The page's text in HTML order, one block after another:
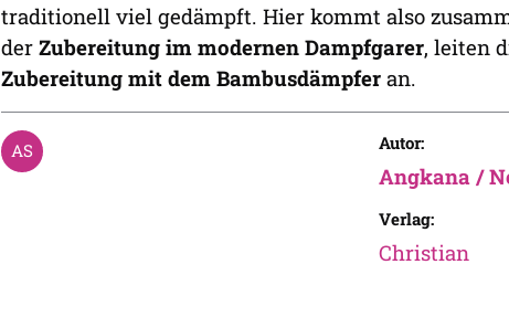
traditionell viel gedämpft. Hier kommt also
der Zubereitung im modernen Dampfgarer, leiten
Zubereitung mit dem Bambusdämpfer an.
Autor:
Angkana /
Verlag:
Christian